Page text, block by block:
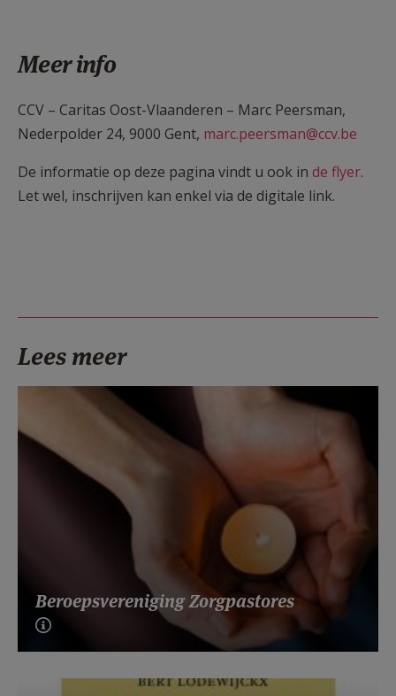
Meer info
CCV – Caritas Oost-Vlaanderen – Marc Peersman,
Nederpolder 24, 9000 Gent, marc.peersman@ccv.be
De informatie op deze pagina vindt u ook in de flyer.
Let wel, inschrijven kan enkel via de digitale link.
Lees meer
Beroepsvereniging Zorgpastores